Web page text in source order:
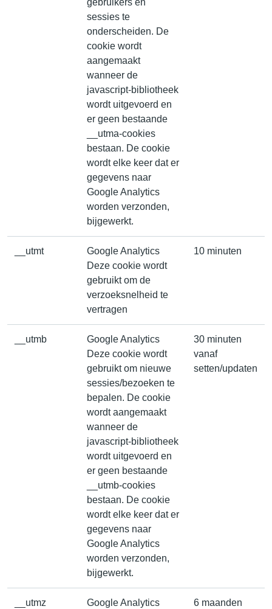
gebruikers en
sessies te
onderscheiden. De
cookie wordt
aangemaakt
wanneer de
javascript-bibliotheek
wordt uitgevoerd en
er geen bestaande
__utma-cookies
bestaan. De cookie
wordt elke keer dat er
gegevens naar
Google Analytics
worden verzonden,
bijgewerkt.
__utmt
Google Analytics
Deze cookie wordt
gebruikt om de
verzoeksnelheid te
vertragen
10 minuten
__utmb
Google Analytics
Deze cookie wordt
gebruikt om nieuwe
sessies/bezoeken te
bepalen. De cookie
wordt aangemaakt
wanneer de
javascript-bibliotheek
wordt uitgevoerd en
er geen bestaande
__utmb-cookies
bestaan. De cookie
wordt elke keer dat er
gegevens naar
Google Analytics
worden verzonden,
bijgewerkt.
30 minuten
vanaf
setten/updaten
__utmz
Google Analytics
6 maanden